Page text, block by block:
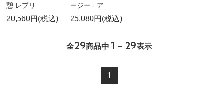
憩 レプリ
20,560円(税込)
ージー - ア
25,080円(税込)
全29商品中 1 - 29表示
1